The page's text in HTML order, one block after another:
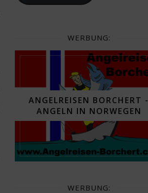
WERBUNG:
ANGELREISEN BORCHERT -
ANGELN IN NORWEGEN
WERBUNG: